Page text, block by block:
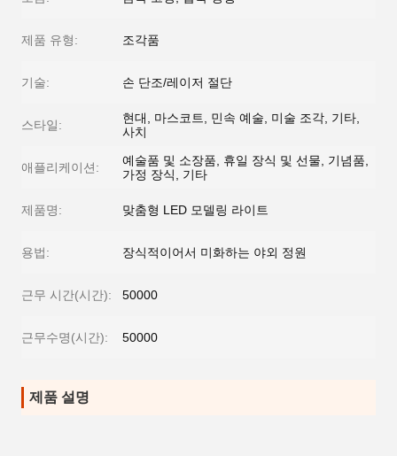
제품 유형: 조각품
기술: 손 단조/레이저 절단
스타일:
현대, 마스코트, 민속 예술, 미술 조각, 기타,
사치
애플리케이션:
예술품 및 소장품, 휴일 장식 및 선물, 기념품,
가정 장식, 기타
제품명: 맞춤형 LED 모델링 라이트
용법: 장식적이어서 미화하는 야외 정원
근무 시간(시간): 50000
근무수명(시간): 50000
제품 설명